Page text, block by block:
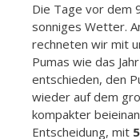
Die Tage vor dem
sonniges Wetter.
rechneten wir mit
Pumas wie das
entschieden, den
wieder auf dem
kompakter
Entscheidung, mit